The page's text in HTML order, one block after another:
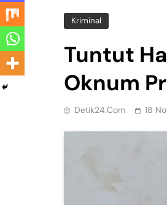
Kriminal
Tuntut
Oknum
Detik24.com 18